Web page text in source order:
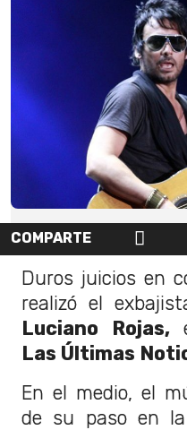
COMPARTE
Duros juicios en
realizó el
Luciano Rojas,
Las Últimas
En el medio, el
de su paso en la